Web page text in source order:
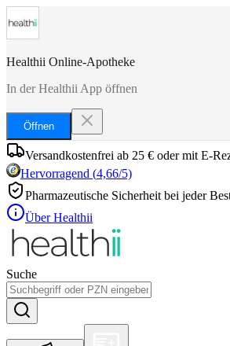
Healthii Online-Apotheke
In der Healthii App öffnen
Öffnen
Versandkostenfrei ab 25 € oder mit E-
Hervorragend (4,66/5)
Pharmazeutische Sicherheit bei jeder
Über Healthii
Suche